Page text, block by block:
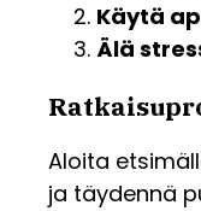
Käytä
Älä
Aloita
ja täydennä